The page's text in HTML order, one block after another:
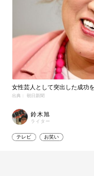
女性芸人として突出した成功
出典： 朝日新聞
鈴木旭
ライター
テレビ お笑い